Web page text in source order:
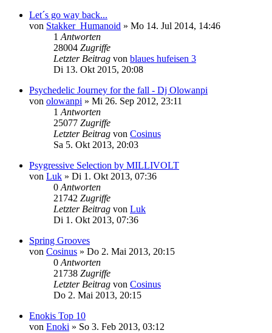
Let´s go way back...
von Stakker_Humanoid » Mo 14. Jul 2014, 14:46
1 Antworten
28004 Zugriffe
Letzter Beitrag von blaues hufeisen 3
Di 13. Okt 2015, 20:08
Psychedelic Journey for the fall - Dj Olowanpi
von olowanpi » Mi 26. Sep 2012, 23:11
1 Antworten
25077 Zugriffe
Letzter Beitrag von Cosinus
Sa 5. Okt 2013, 20:03
Psygressive Selection by MILLIVOLT
von Luk » Di 1. Okt 2013, 07:36
0 Antworten
21742 Zugriffe
Letzter Beitrag von Luk
Di 1. Okt 2013, 07:36
Spring Grooves
von Cosinus » Do 2. Mai 2013, 20:15
0 Antworten
21738 Zugriffe
Letzter Beitrag von Cosinus
Do 2. Mai 2013, 20:15
Enokis Top 10
von Enoki » So 3. Feb 2013, 03:12